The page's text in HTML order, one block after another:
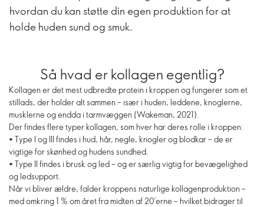
hvordan du kan støtte din egen produktion for at
holde huden sund og smuk.
Så hvad er kollagen egentlig?
Kollagen er det mest udbredte protein i kroppen og fungerer som et
stillads, der holder alt sammen – især i huden, leddene, knoglerne,
musklerne og endda i tarmvæggen (Wakeman, 2021).
Der findes flere typer kollagen, som hver har deres rolle i kroppen:
• Type I og III findes i hud, hår, negle, knogler og blodkar – de er
vigtige for skønhed og hudens sundhed.
• Type II findes i brusk og led – og er særlig vigtig for bevægelighed
og ledsupport.
Når vi bliver ældre, falder kroppens naturlige kollagenproduktion –
med omkring 1 % om året fra midten af 20’erne – hvilket bidrager til